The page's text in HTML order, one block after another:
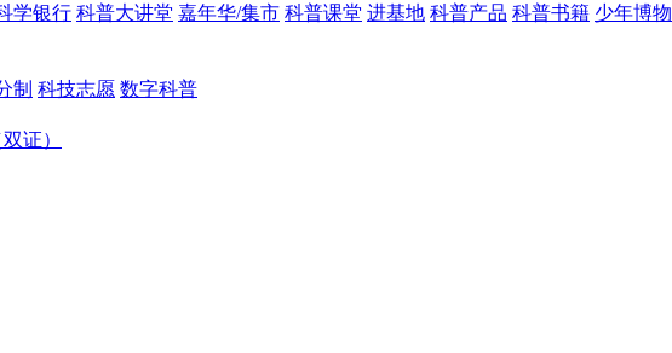
学银行 科普大讲堂 嘉年华/集市 科普课堂 进基地 科普产品 科普书籍 少年博物
制 科技志愿 数字科普
证）